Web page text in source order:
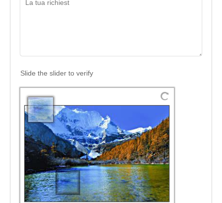
Slide the slider to verify